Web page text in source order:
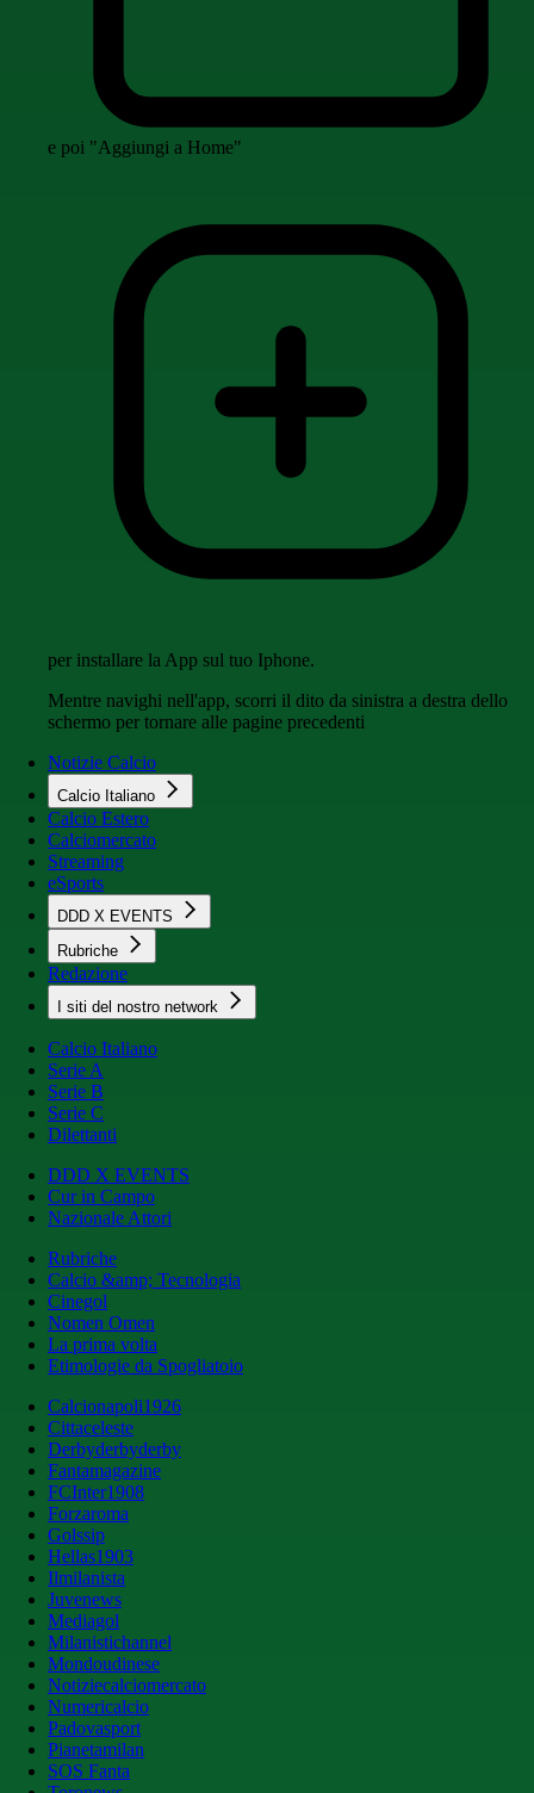
e poi "Aggiungi a Home"
per installare la App sul tuo Iphone.
Mentre navighi nell'app, scorri il dito da sinistra a destra dello
schermo per tornare alle pagine precedenti
Notizie Calcio
Calcio Italiano
Calcio Estero
Calciomercato
Streaming
eSports
DDD X EVENTS
Rubriche
Redazione
I siti del nostro network
Calcio Italiano
Serie A
Serie B
Serie C
Dilettanti
DDD X EVENTS
Cur in Campo
Nazionale Attori
Rubriche
Calcio &amp; Tecnologia
Cinegol
Nomen Omen
La prima volta
Etimologie da Spogliatoio
Calcionapoli1926
Cittaceleste
Derbyderbyderby
Fantamagazine
FCInter1908
Forzaroma
Golssip
Hellas1903
Ilmilanista
Juvenews
Mediagol
Milanistichannel
Mondoudinese
Notiziecalciomercato
Numericalcio
Padovasport
Pianetamilan
SOS Fanta